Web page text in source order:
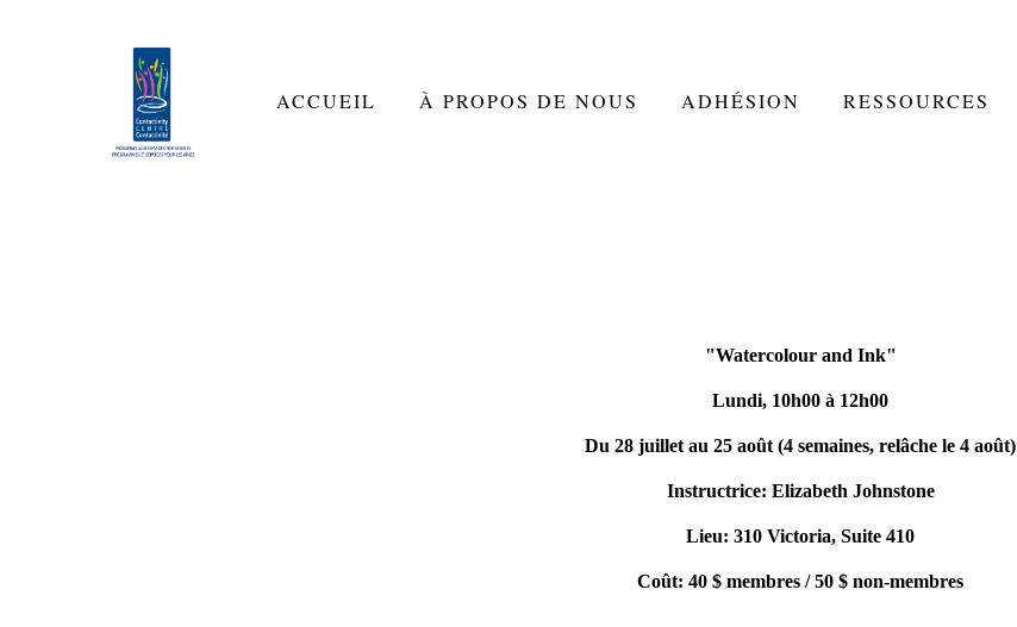
ACCUEIL À PROPOS DE NOUS ADHÉSION RESSOURCES
"Watercolour and Ink"
Lundi, 10h00 à 12h00
Du 28 juillet au 25 août (4 semaines, relâche le 4 août)
Instructrice: Elizabeth Johnstone
Lieu: 310 Victoria, Suite 410
Coût: 40 $ membres / 50 $ non-membres